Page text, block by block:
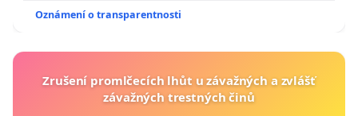
Oznámení o transparentnosti
Zrušení promlčecích lhůt u závažných a zvlášť
závažných trestných činů